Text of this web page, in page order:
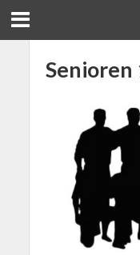
Senioren